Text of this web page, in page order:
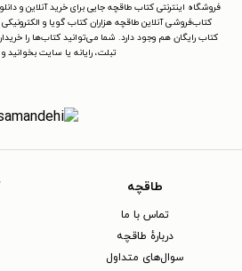
فروشگاه اینترنتی کتاب طاقچه جایی برای خرید آنلاین و
کتاب‌فروشی آنلاین طاقچه هزاران کتاب گویا و
کتاب رایگان هم وجود دارد. شما می‌توانید کتاب‌ها را
تبلت، رایانه یا سایت بخوانید
طاقچه
تماس با ما
دربارهٔ طاقچه
سوال‌های متداول